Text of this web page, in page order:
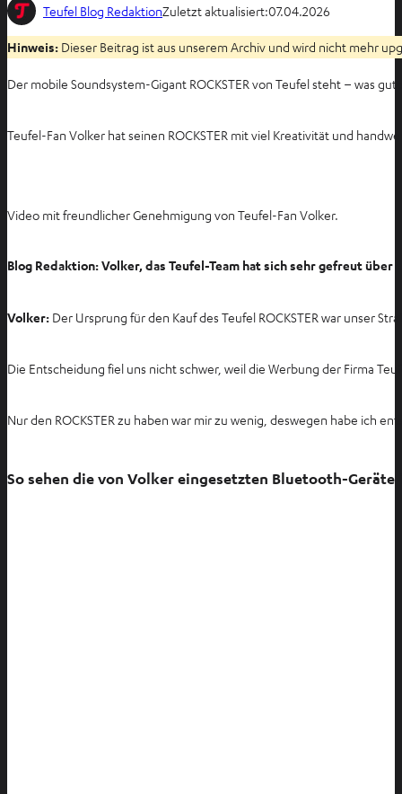
Teufel Blog RedaktionZuletzt aktualisiert:07.04.2026
Hinweis: Dieser Beitrag ist aus unserem Archiv und wird nicht mehr
Der mobile Soundsystem-Gigant ROCKSTER von Teufel steht – was
Teufel-Fan Volker hat seinen ROCKSTER mit viel Kreativität und
Video mit freundlicher Genehmigung von Teufel-Fan Volker.
Blog Redaktion: Volker, das Teufel-Team hat sich sehr gefreut über
Volker: Der Ursprung für den Kauf des Teufel ROCKSTER war unser
Die Entscheidung fiel uns nicht schwer, weil die Werbung der Firma
Nur den ROCKSTER zu haben war mir zu wenig, deswegen habe ich
So sehen die von Volker eingesetzten Bluetooth-Geräte